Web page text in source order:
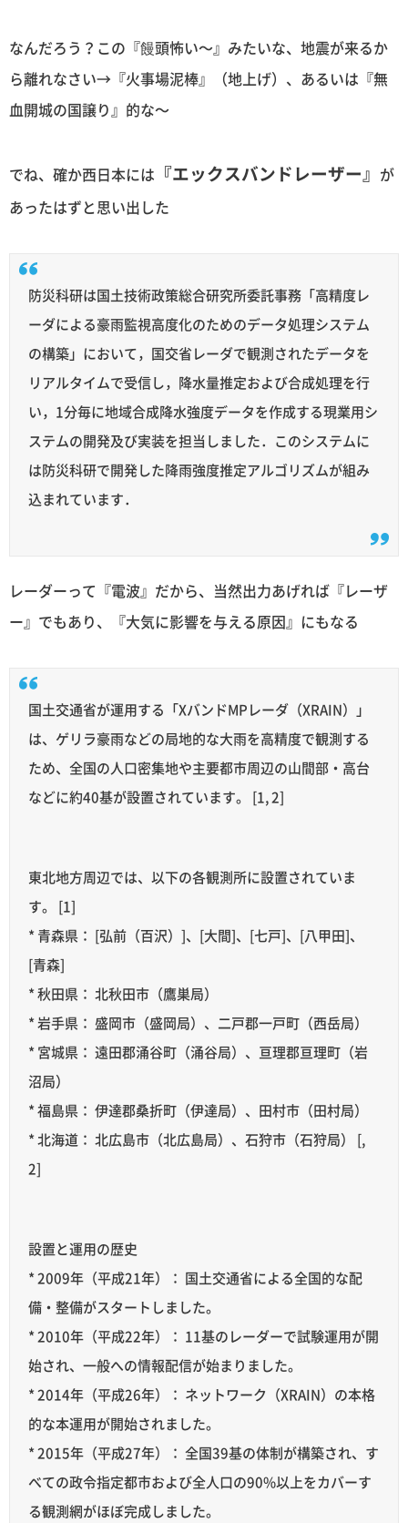
なんだろう？この『饅頭怖い〜』みたいな、地震が来るか
ら離れなさい→『火事場泥棒』（地上げ）、あるいは『無
血開城の国譲り』的な〜
でね、確か西日本には 『エックスバンドレーザー』 が
あったはずと思い出した
防災科研は国土技術政策総合研究所委託事務「高精度レ
ーダによる豪雨監視高度化のためのデータ処理システム
の構築」において，国交省レーダで観測されたデータを
リアルタイムで受信し，降水量推定および合成処理を行
い，1分毎に地域合成降水強度データを作成する現業用シ
ステムの開発及び実装を担当しました．このシステムに
は防災科研で開発した降雨強度推定アルゴリズムが組み
込まれています．
レーダーって『電波』だから、当然出力あげれば『レーザ
ー』でもあり、『大気に影響を与える原因』にもなる
国土交通省が運用する「XバンドMPレーダ（XRAIN）」
は、ゲリラ豪雨などの局地的な大雨を高精度で観測する
ため、全国の人口密集地や主要都市周辺の山間部・高台
などに約40基が設置されています。 [1, 2]
東北地方周辺では、以下の各観測所に設置されていま
す。 [1]
* 青森県： [弘前（百沢）]、[大間]、[七戸]、[八甲田]、
[青森]
* 秋田県： 北秋田市（鷹巣局）
* 岩手県： 盛岡市（盛岡局）、二戸郡一戸町（西岳局）
* 宮城県： 遠田郡涌谷町（涌谷局）、亘理郡亘理町（岩
沼局）
* 福島県： 伊達郡桑折町（伊達局）、田村市（田村局）
* 北海道： 北広島市（北広島局）、石狩市（石狩局） [,
2]
設置と運用の歴史
* 2009年（平成21年）： 国土交通省による全国的な配
備・整備がスタートしました。
* 2010年（平成22年）： 11基のレーダーで試験運用が開
始され、一般への情報配信が始まりました。
* 2014年（平成26年）： ネットワーク（XRAIN）の本格
的な本運用が開始されました。
* 2015年（平成27年）： 全国39基の体制が構築され、す
べての政令指定都市および全人口の90%以上をカバーす
る観測網がほぼ完成しました。